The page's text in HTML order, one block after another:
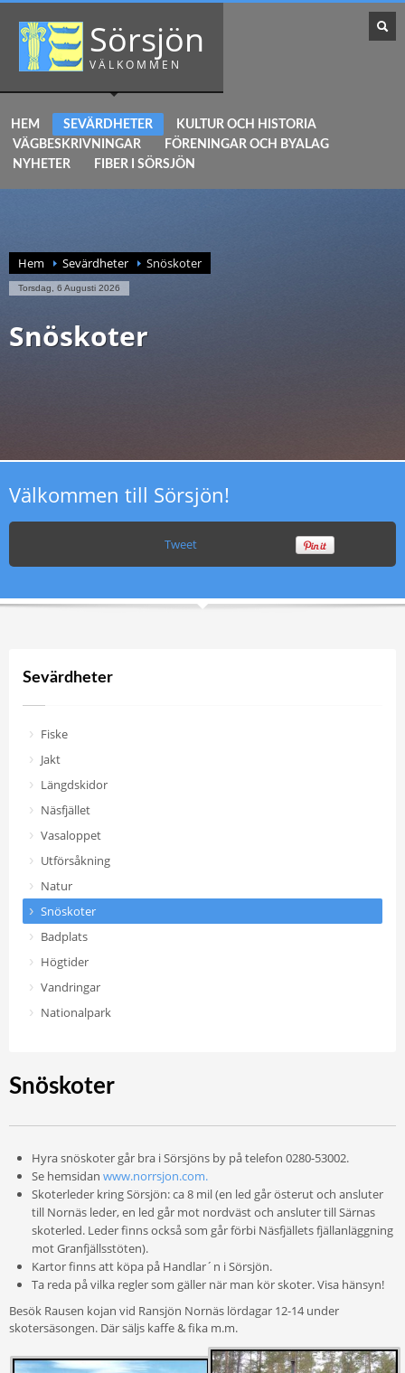
Sörsjön
VÄLKOMMEN
HEM SEVÄRDHETER
KULTUR OCH HISTORIA
VÄGBESKRIVNINGAR
FÖRENINGAR OCH BYALAG
NYHETER
FIBER I SÖRSJÖN
Hem Sevärdheter Snöskoter
Torsdag, 6 Augusti 2026
Snöskoter
Välkommen till Sörsjön!
Tweet
Sevärdheter
Fiske
Jakt
Längdskidor
Näsfjället
Vasaloppet
Utförsåkning
Natur
Snöskoter
Badplats
Högtider
Vandringar
Nationalpark
Snöskoter
Hyra snöskoter går bra i Sörsjöns by på telefon 0280-53002.
Se hemsidan www.norrsjon.com.
Skoterleder kring Sörsjön: ca 8 mil (en led går österut och ansluter
till Nornäs leder, en led går mot nordväst och ansluter till Särnas
skoterled. Leder finns också som går förbi Näsfjällets fjällanläggning
mot Granfjällsstöten).
Kartor finns att köpa på Handlar´n i Sörsjön.
Ta reda på vilka regler som gäller när man kör skoter. Visa hänsyn!
Besök Rausen kojan vid Ransjön Nornäs lördagar 12-14 under
skotersäsongen. Där säljs kaffe & fika m.m.